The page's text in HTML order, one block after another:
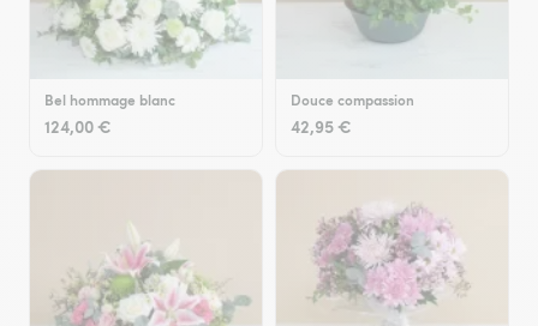
Bel hommage blanc
124,00 €
Douce compassion
42,95 €